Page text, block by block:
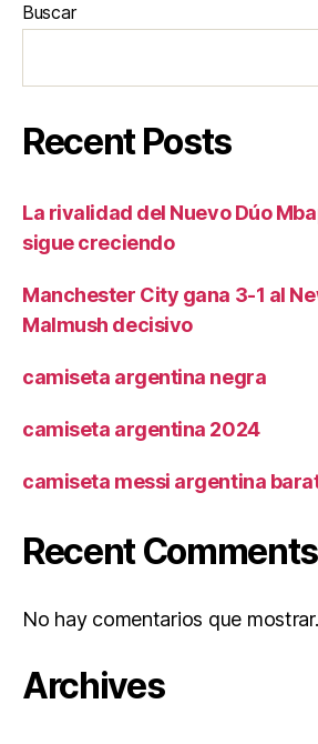
Buscar
Recent Posts
La rivalidad del Nuevo Dúo
sigue creciendo
Manchester City gana 3-1 al
Malmush decisivo
camiseta argentina negra
camiseta argentina 2024
camiseta messi argentina
Recent Comments
No hay comentarios que mostrar.
Archives